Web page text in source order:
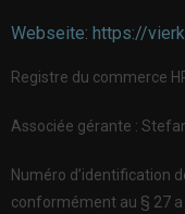
Webseite: https://
Registre du commerce
Associée gérante :
Numéro d’identification
conformément au § 27 a